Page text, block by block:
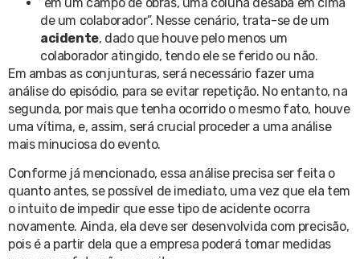
de um colaborador”. Nesse cenário, trata-se de um
acidente, dado que houve pelo menos um
colaborador atingido, tendo ele se ferido ou não.
Em ambas as conjunturas, será necessário fazer uma
análise do episódio, para se evitar repetição. No entanto, na
segunda, por mais que tenha ocorrido o mesmo fato, houve
uma vítima, e, assim, será crucial proceder a uma análise
mais minuciosa do evento.
Conforme já mencionado, essa análise precisa ser feita o
quanto antes, se possível de imediato, uma vez que ela tem
o intuito de impedir que esse tipo de acidente ocorra
novamente. Ainda, ela deve ser desenvolvida com precisão,
pois é a partir dela que a empresa poderá tomar medidas